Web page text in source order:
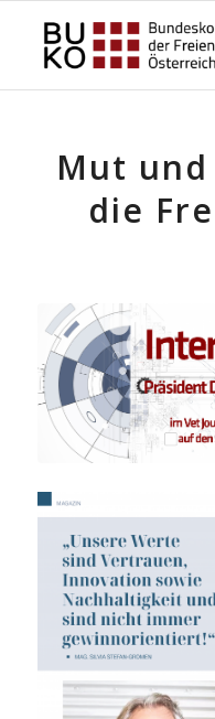
Mut
die